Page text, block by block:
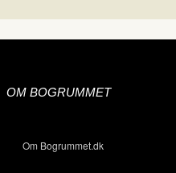
OM BOGRUMMET
Om Bogrummet.dk